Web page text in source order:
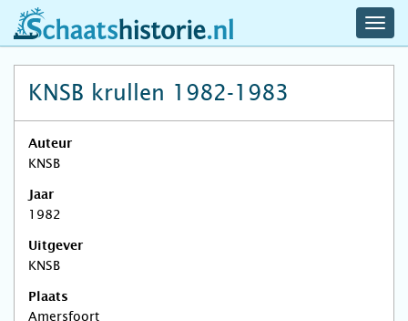
schaatshistorie.nl
KNSB krullen 1982-1983
Auteur
KNSB
Jaar
1982
Uitgever
KNSB
Plaats
Amersfoort